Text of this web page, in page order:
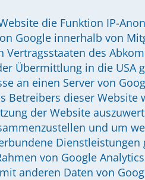
die Funktion IP-
Google innerhalb von
Vertragsstaaten des
Übermittlung in die USA
an einen Server von
Betreibers dieser
der Website
und um
von Google
anderen Daten von